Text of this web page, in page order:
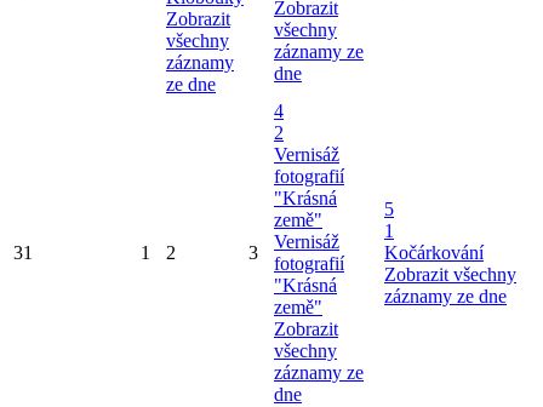
Zobrazit
všechny
záznamy
ze dne
Zobrazit
všechny
záznamy ze
dne
31 1 2 3
4
2
Vernisáž
fotografií
"Krásná
země"
Vernisáž
fotografií
"Krásná
země"
Zobrazit
všechny
záznamy ze
dne
5
1
Kočárkování
Zobrazit všechny
záznamy ze dne